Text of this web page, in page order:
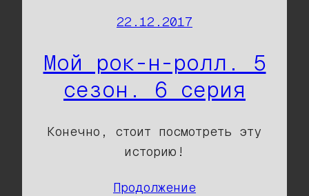
22.12.2017
Мой рок-н-ролл. 5
сезон. 6 серия
Конечно, стоит посмотреть эту
историю!
Продолжение